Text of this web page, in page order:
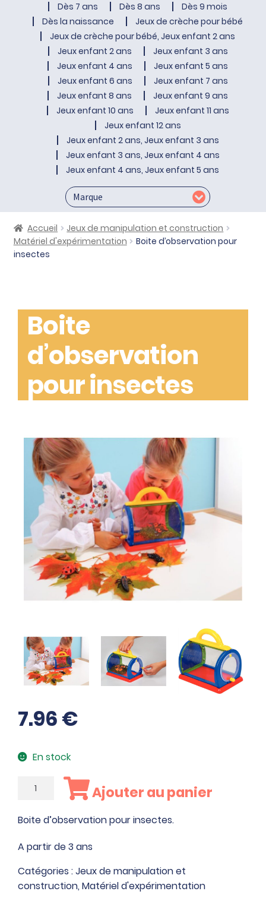
Dès 7 ans
Dès 8 ans
Dès 9 mois
Dès la naissance
Jeux de crèche pour bébé
Jeux de crèche pour bébé, Jeux enfant 2 ans
Jeux enfant 2 ans
Jeux enfant 3 ans
Jeux enfant 4 ans
Jeux enfant 5 ans
Jeux enfant 6 ans
Jeux enfant 7 ans
Jeux enfant 8 ans
Jeux enfant 9 ans
Jeux enfant 10 ans
Jeux enfant 11 ans
Jeux enfant 12 ans
Jeux enfant 2 ans, Jeux enfant 3 ans
Jeux enfant 3 ans, Jeux enfant 4 ans
Jeux enfant 4 ans, Jeux enfant 5 ans
Accueil
Jeux de manipulation et construction
Matériel d'expérimentation
Boite d’observation pour
insectes
Boite
d’observation
pour insectes
7.96€
En stock
quantité
Boite
d'observation
pour
Ajouter au panier
Boite d’observation pour insectes.
A partir de 3 ans
Catégories :Jeux de manipulation et
construction, Matériel d'expérimentation